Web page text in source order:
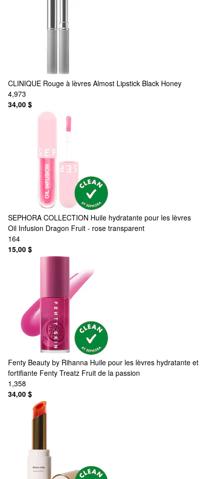
CLINIQUE Rouge à lèvres Almost Lipstick Black Honey
4,973
34,00 $
SEPHORA COLLECTION Huile hydratante pour les lèvres
Oil Infusion Dragon Fruit - rose transparent
164
15,00 $
Fenty Beauty by Rihanna Huile pour les lèvres hydratante et
fortifiante Fenty Treatz Fruit de la passion
1,358
34,00 $